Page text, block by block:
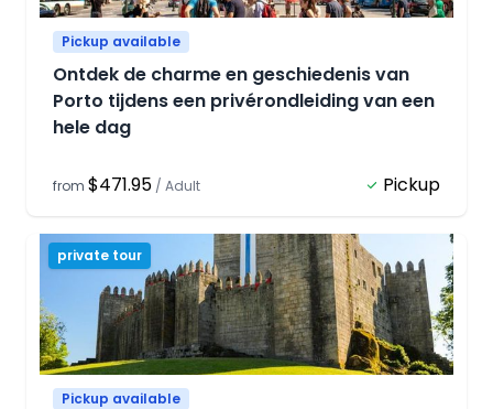
Pickup available
Ontdek de charme en geschiedenis van
Porto tijdens een privérondleiding van een
hele dag
from $471.95 / Adult Pickup
private tour
Pickup available